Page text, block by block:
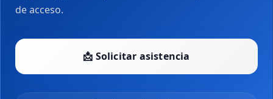
de acceso.
📩 Solicitar asistencia